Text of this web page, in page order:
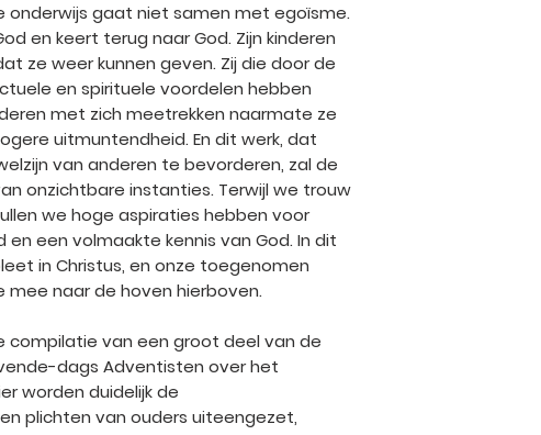
onderwijs gaat niet samen met egoïsme.
en keert terug naar God. Zijn kinderen
ze weer kunnen geven. Zij die door de
en spirituele voordelen hebben
met zich meetrekken naarmate ze
uitmuntendheid. En dit werk, dat
van anderen te bevorderen, zal de
onzichtbare instanties. Terwijl we trouw
we hoge aspiraties hebben voor
en een volmaakte kennis van God. In dit
in Christus, en onze toegenomen
naar de hoven hierboven.
compilatie van een groot deel van de
dags Adventisten over het
worden duidelijk de
plichten van ouders uiteengezet,